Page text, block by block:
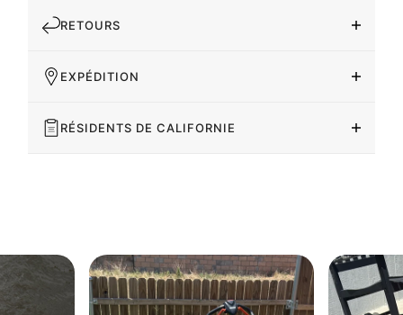
RETOURS
EXPÉDITION
RÉSIDENTS DE CALIFORNIE